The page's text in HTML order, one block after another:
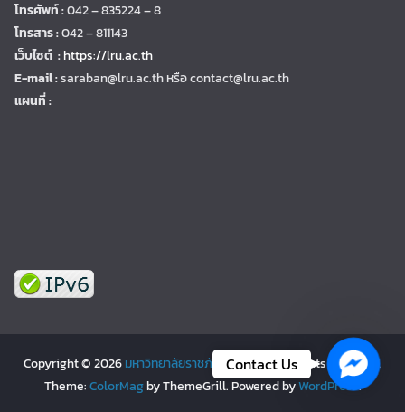
โทรศัพท์ :042 – 835224 – 8
โทรสาร :042 – 811143
เว็บไซต์ :https://lru.ac.th
E-mail :saraban@lru.ac.thหรือ contact@lru.ac.th
แผนที่ :
Copyright © 2026มหาวิทยาลัยราชภัฏเลย | LRU. All rights reserved.
Theme:ColorMagby ThemeGrill. Powered byWordPress.
Contact Us